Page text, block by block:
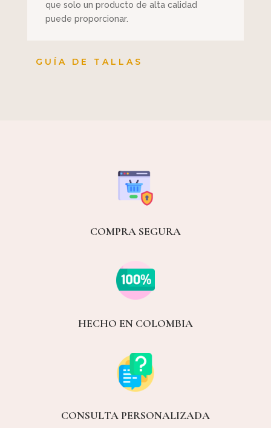
que solo un producto de alta calidad
puede proporcionar.
GUÍA DE TALLAS
COMPRA SEGURA
HECHO EN COLOMBIA
CONSULTA PERSONALIZADA